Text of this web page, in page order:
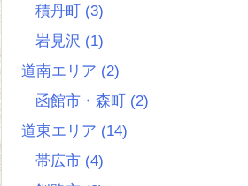
積丹町 (3)
岩見沢 (1)
道南エリア (2)
函館市・森町 (2)
道東エリア (14)
帯広市 (4)